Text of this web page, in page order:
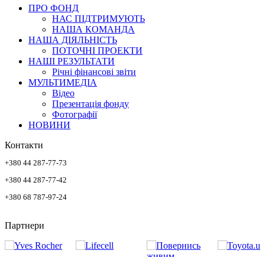
ПРО ФОНД
НАС ПІДТРИМУЮТЬ
НАША КОМАНДА
НАША ДІЯЛЬНІСТЬ
ПОТОЧНІ ПРОЕКТИ
НАШІ РЕЗУЛЬТАТИ
Річні фінансові звіти
МУЛЬТИМЕДІА
Відео
Презентація фонду
Фотографії
НОВИНИ
Контакти
+380 44 287-77-73
+380 44 287-77-42
+380 68 787-97-24
Партнери